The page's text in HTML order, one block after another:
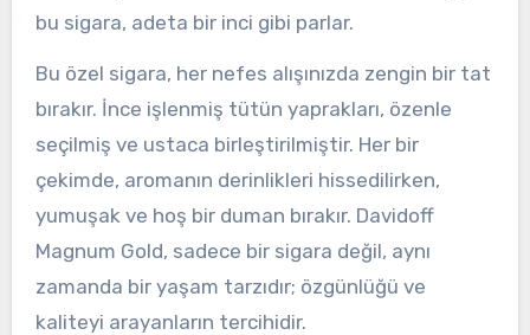
bu sigara, adeta bir inci gibi parlar.
Bu özel sigara, her nefes alışınızda zengin bir tat
bırakır. İnce işlenmiş tütün yaprakları, özenle
seçilmiş ve ustaca birleştirilmiştir. Her bir
çekimde, aromanın derinlikleri hissedilirken,
yumuşak ve hoş bir duman bırakır. Davidoff
Magnum Gold, sadece bir sigara değil, aynı
zamanda bir yaşam tarzıdır; özgünlüğü ve
kaliteyi arayanların tercihidir.